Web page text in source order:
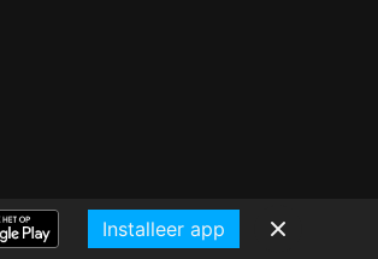
Installeer app